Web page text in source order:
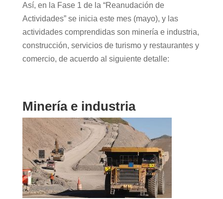
Así, en la Fase 1 de la “Reanudación de
Actividades” se inicia este mes (mayo), y las
actividades comprendidas son minería e industria,
construcción, servicios de turismo y restaurantes y
comercio, de acuerdo al siguiente detalle:
Minería e industria